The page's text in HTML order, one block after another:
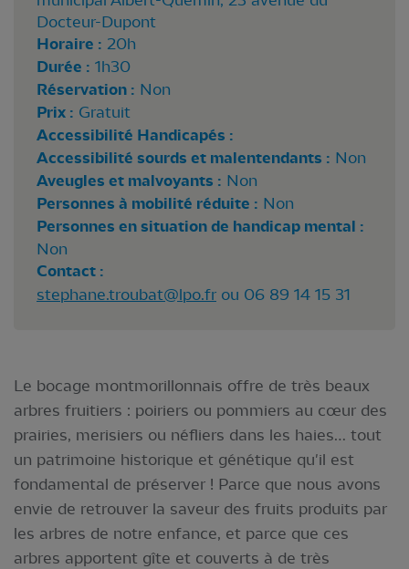
Docteur-Dupont
Horaire : 20h
Durée : 1h30
Réservation : Non
Prix : Gratuit
Accessibilité Handicapés :
Accessibilité sourds et malentendants : Non
Aveugles et malvoyants : Non
Personnes à mobilité réduite : Non
Personnes en situation de handicap mental :
Non
Contact :
stephane.troubat@lpo.fr ou 06 89 14 15 31
Le bocage montmorillonnais offre de très beaux
arbres fruitiers : poiriers ou pommiers au cœur des
prairies, merisiers ou néfliers dans les haies… tout
un patrimoine historique et génétique qu'il est
fondamental de préserver ! Parce que nous avons
envie de retrouver la saveur des fruits produits par
les arbres de notre enfance, et parce que ces
arbres apportent gîte et couverts à de très